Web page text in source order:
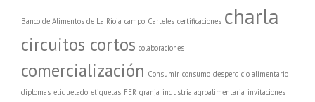
Banco de Alimentos de La Rioja campo Carteles certificaciones charla
circuitos cortos colaboraciones
comercialización Consumir consumo desperdicio alimentario
diplomas etiquetado etiquetas FER granja industria agroalimentaria invitaciones